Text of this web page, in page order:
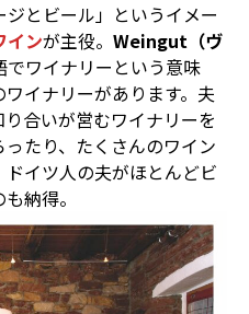
とビール」というイメー
インが主役。 Weingut（ヴ
でワイナリーという意味
イナリーがあります。夫
合いが営むワイナリーを
たり、たくさんのワイン
イツ人の夫がほとんどビ
納得。